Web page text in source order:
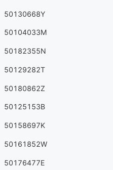
50130668Y
50104033M
50182355N
50129282T
50180862Z
50125153B
50158697K
50161852W
50176477E